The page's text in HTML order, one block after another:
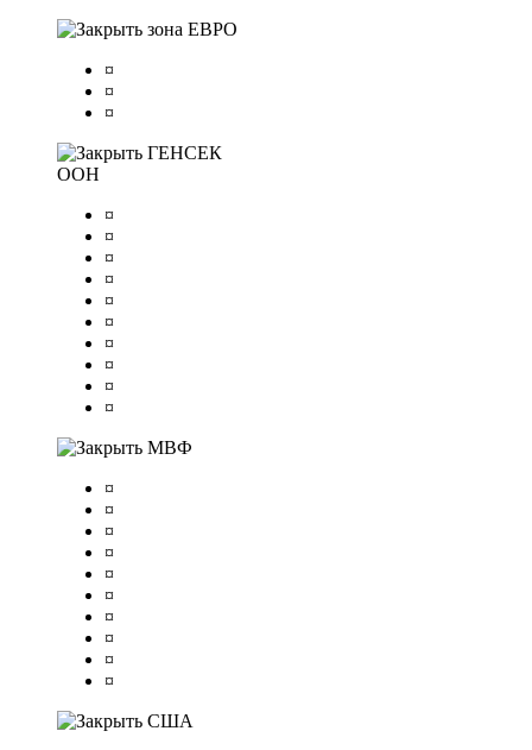
зона ЕВРО
¤
¤
¤
ГЕНСЕК
ООН
¤
¤
¤
¤
¤
¤
¤
¤
¤
¤
МВФ
¤
¤
¤
¤
¤
¤
¤
¤
¤
¤
США